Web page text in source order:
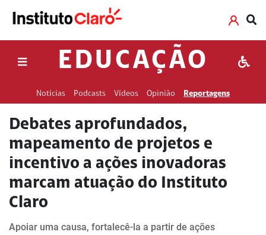
EDUCAÇÃO
Notícias Podcasts Vídeos Opinião Reportagens
Debates aprofundados,
mapeamento de projetos e
incentivo a ações inovadoras
marcam atuação do Instituto
Claro
Apoiar uma causa, fortalecê-la a partir de ações